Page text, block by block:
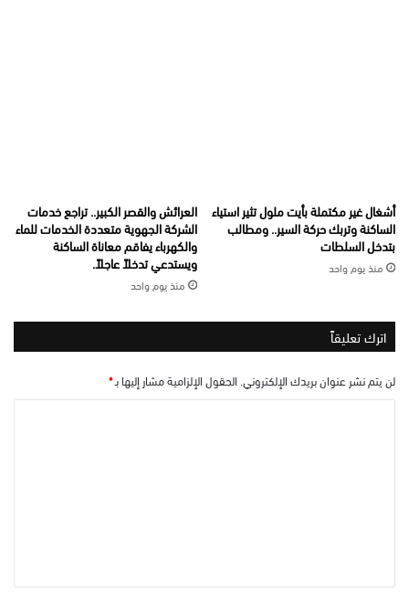
أشغال غير مكتملة بأيت ملول تثير استياء
الساكنة وتربك حركة السير.. ومطالب
بتدخل السلطات
منذ يوم واحد
العرائش والقصر الكبير.. تراجع خدمات
الشركة الجهوية متعددة الخدمات للماء
والكهرباء يفاقم معاناة الساكنة
ويستدعي تدخلاً عاجلاً.
منذ يوم واحد
اترك تعليقاً
لن يتم نشر عنوان بريدك الإلكتروني. الحقول الإلزامية مشار إليها بـ*